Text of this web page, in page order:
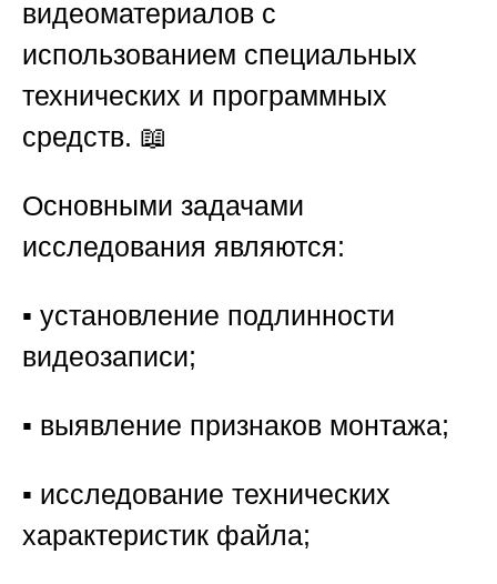
видеоматериалов с
использованием специальных
технических и программных
средств. 📖
Основными задачами
исследования являются:
▪️ установление подлинности
видеозаписи;
▪️ выявление признаков монтажа;
▪️ исследование технических
характеристик файла;